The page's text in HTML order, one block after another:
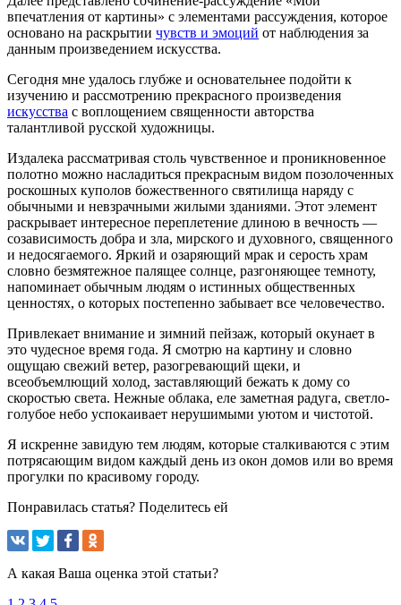
впечатления от картины» с элементами рассуждения, которое
основано на раскрытии чувств и эмоций от наблюдения за
данным произведением искусства.
Сегодня мне удалось глубже и основательнее подойти к
изучению и рассмотрению прекрасного произведения
искусства с воплощением священности авторства
талантливой русской художницы.
Издалека рассматривая столь чувственное и проникновенное
полотно можно насладиться прекрасным видом позолоченных
роскошных куполов божественного святилища наряду с
обычными и невзрачными жилыми зданиями. Этот элемент
раскрывает интересное переплетение длиною в вечность —
созависимость добра и зла, мирского и духовного, священного
и недосягаемого. Яркий и озаряющий мрак и серость храм
словно безмятежное палящее солнце, разгоняющее темноту,
напоминает обычным людям о истинных общественных
ценностях, о которых постепенно забывает все человечество.
Привлекает внимание и зимний пейзаж, который окунает в
это чудесное время года. Я смотрю на картину и словно
ощущаю свежий ветер, разогревающий щеки, и
всеобъемлющий холод, заставляющий бежать к дому со
скоростью света. Нежные облака, еле заметная радуга, светло-
голубое небо успокаивает нерушимыми уютом и чистотой.
Я искренне завидую тем людям, которые сталкиваются с этим
потрясающим видом каждый день из окон домов или во время
прогулки по красивому городу.
Понравилась статья? Поделитесь ей
А какая Ваша оценка этой статьи?